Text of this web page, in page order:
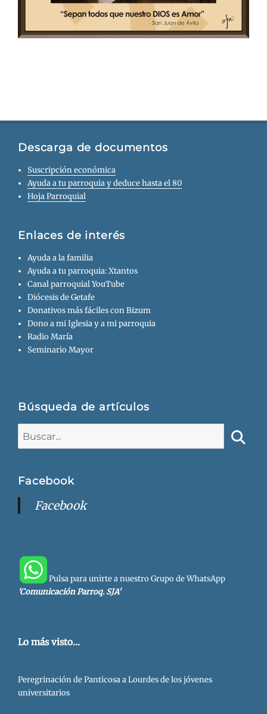
Descarga de documentos
Suscripción económica
Ayuda a tu parroquia y deduce hasta el 80
Hoja Parroquial
Enlaces de interés
Ayuda a la familia
Ayuda a tu parroquia: Xtantos
Canal parroquial YouTube
Diócesis de Getafe
Donativos más fáciles con Bizum
Dono a mi Iglesia y a mi parroquia
Radio María
Seminario Mayor
Búsqueda de artículos
Facebook
Facebook
Pulsa para unirte a nuestro Grupo de WhatsApp
'Comunicación Parroq. SJA'
Lo más visto...
Peregrinación de Panticosa a Lourdes de los jóvenes
universitarios